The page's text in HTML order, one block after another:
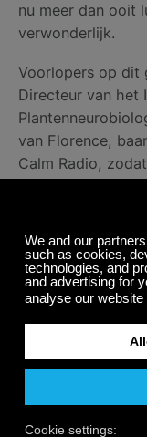
nu meer dan ooit
verwonderlijk.
Voorlopers op dit
Directeur van het
van Florence,
Calm Radio,
instrumenten
gemoduleerd tot
luisteraar. Het is
van
Probeer onze
Plantenkanalen
uit:Syngonium